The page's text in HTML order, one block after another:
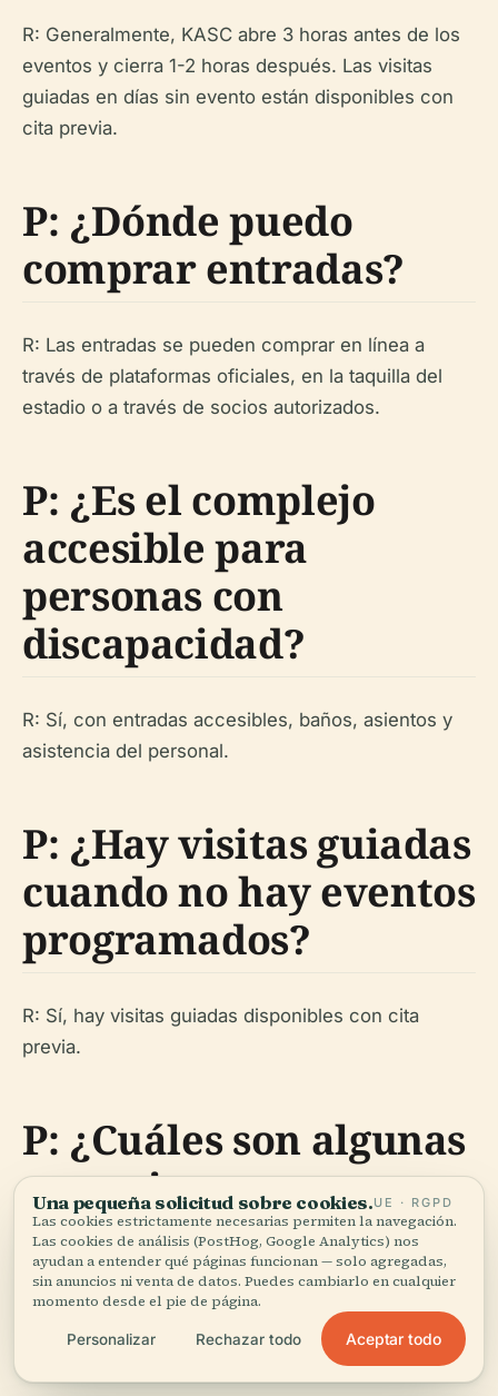
R: Generalmente, KASC abre 3 horas antes de los
eventos y cierra 1-2 horas después. Las visitas
guiadas en días sin evento están disponibles con
cita previa.
P: ¿Dónde puedo
comprar entradas?
R: Las entradas se pueden comprar en línea a
través de plataformas oficiales, en la taquilla del
estadio o a través de socios autorizados.
P: ¿Es el complejo
accesible para
personas con
discapacidad?
R: Sí, con entradas accesibles, baños, asientos y
asistencia del personal.
P: ¿Hay visitas guiadas
cuando no hay eventos
programados?
R: Sí, hay visitas guiadas disponibles con cita
previa.
P: ¿Cuáles son algunas
atracciones cercanas
recomendadas?
R: Al-Balad, Corniche del Mar Rojo y los principales
centros comerciales están cerca.
Una pequeña solicitud sobre cookies.UE · RGPD
Las cookies estrictamente necesarias permiten la navegación.
Las cookies de análisis (PostHog, Google Analytics) nos
ayudan a entender qué páginas funcionan — solo agregadas,
sin anuncios ni venta de datos. Puedes cambiarlo en cualquier
momento desde el pie de página.
Personalizar Rechazar todo Aceptar todo